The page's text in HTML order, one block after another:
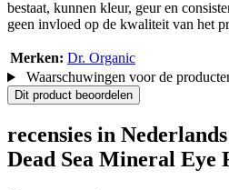
bestaat, kunnen kleur, geur en
geen invloed op de kwaliteit van het
Merken: Dr. Organic
Waarschuwingen voor de
Dit product beoordelen
recensies in
Dead Sea Mineral Eye